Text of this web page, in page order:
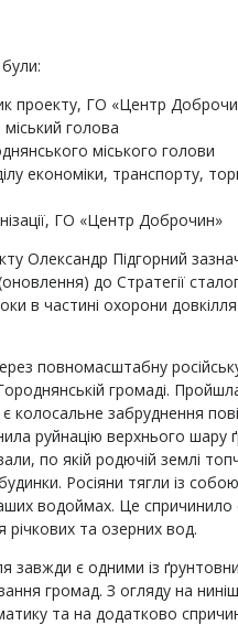
проекту, ГО «Центр
голова
міського голови
економіки, транспорту,
ГО «Центр Доброчин»
Олександр Підгорний
до Стратегії
в частині охорони
повномасштабну російську
громаді.
колосальне забруднення
руйнацію верхнього шару
по якій родючій землі
Росіяни тягли із собою
водоймах. Це спричинило
річкових та озерних вод.
завжди є одними із
громад. З огляду на
та на додатково